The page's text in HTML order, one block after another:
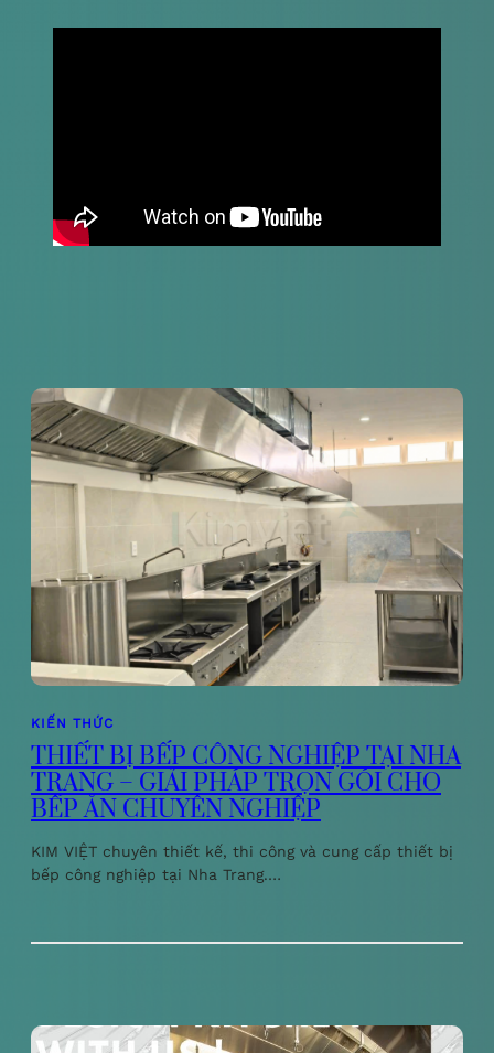
KIẾN THỨC
THIẾT BỊ BẾP CÔNG NGHIỆP TẠI NHA
TRANG – GIẢI PHÁP TRỌN GÓI CHO
BẾP ĂN CHUYÊN NGHIỆP
KIM VIỆT chuyên thiết kế, thi công và cung cấp thiết bị
bếp công nghiệp tại Nha Trang.…